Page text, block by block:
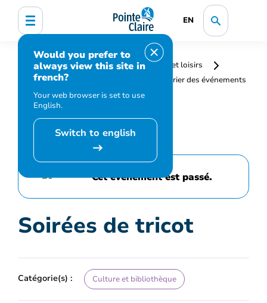
EN
Would you prefer to
always view this site in
french?
Your web browser is set to use
English.
Switch to english
Accueil
Bibliothèque, culture, sports et loisirs
Programmation et inscription
Calendrier des événements
et activités
Soirées de tricot
Cet événement est passé.
Soirées de tricot
Catégorie(s) : Culture et bibliothèque